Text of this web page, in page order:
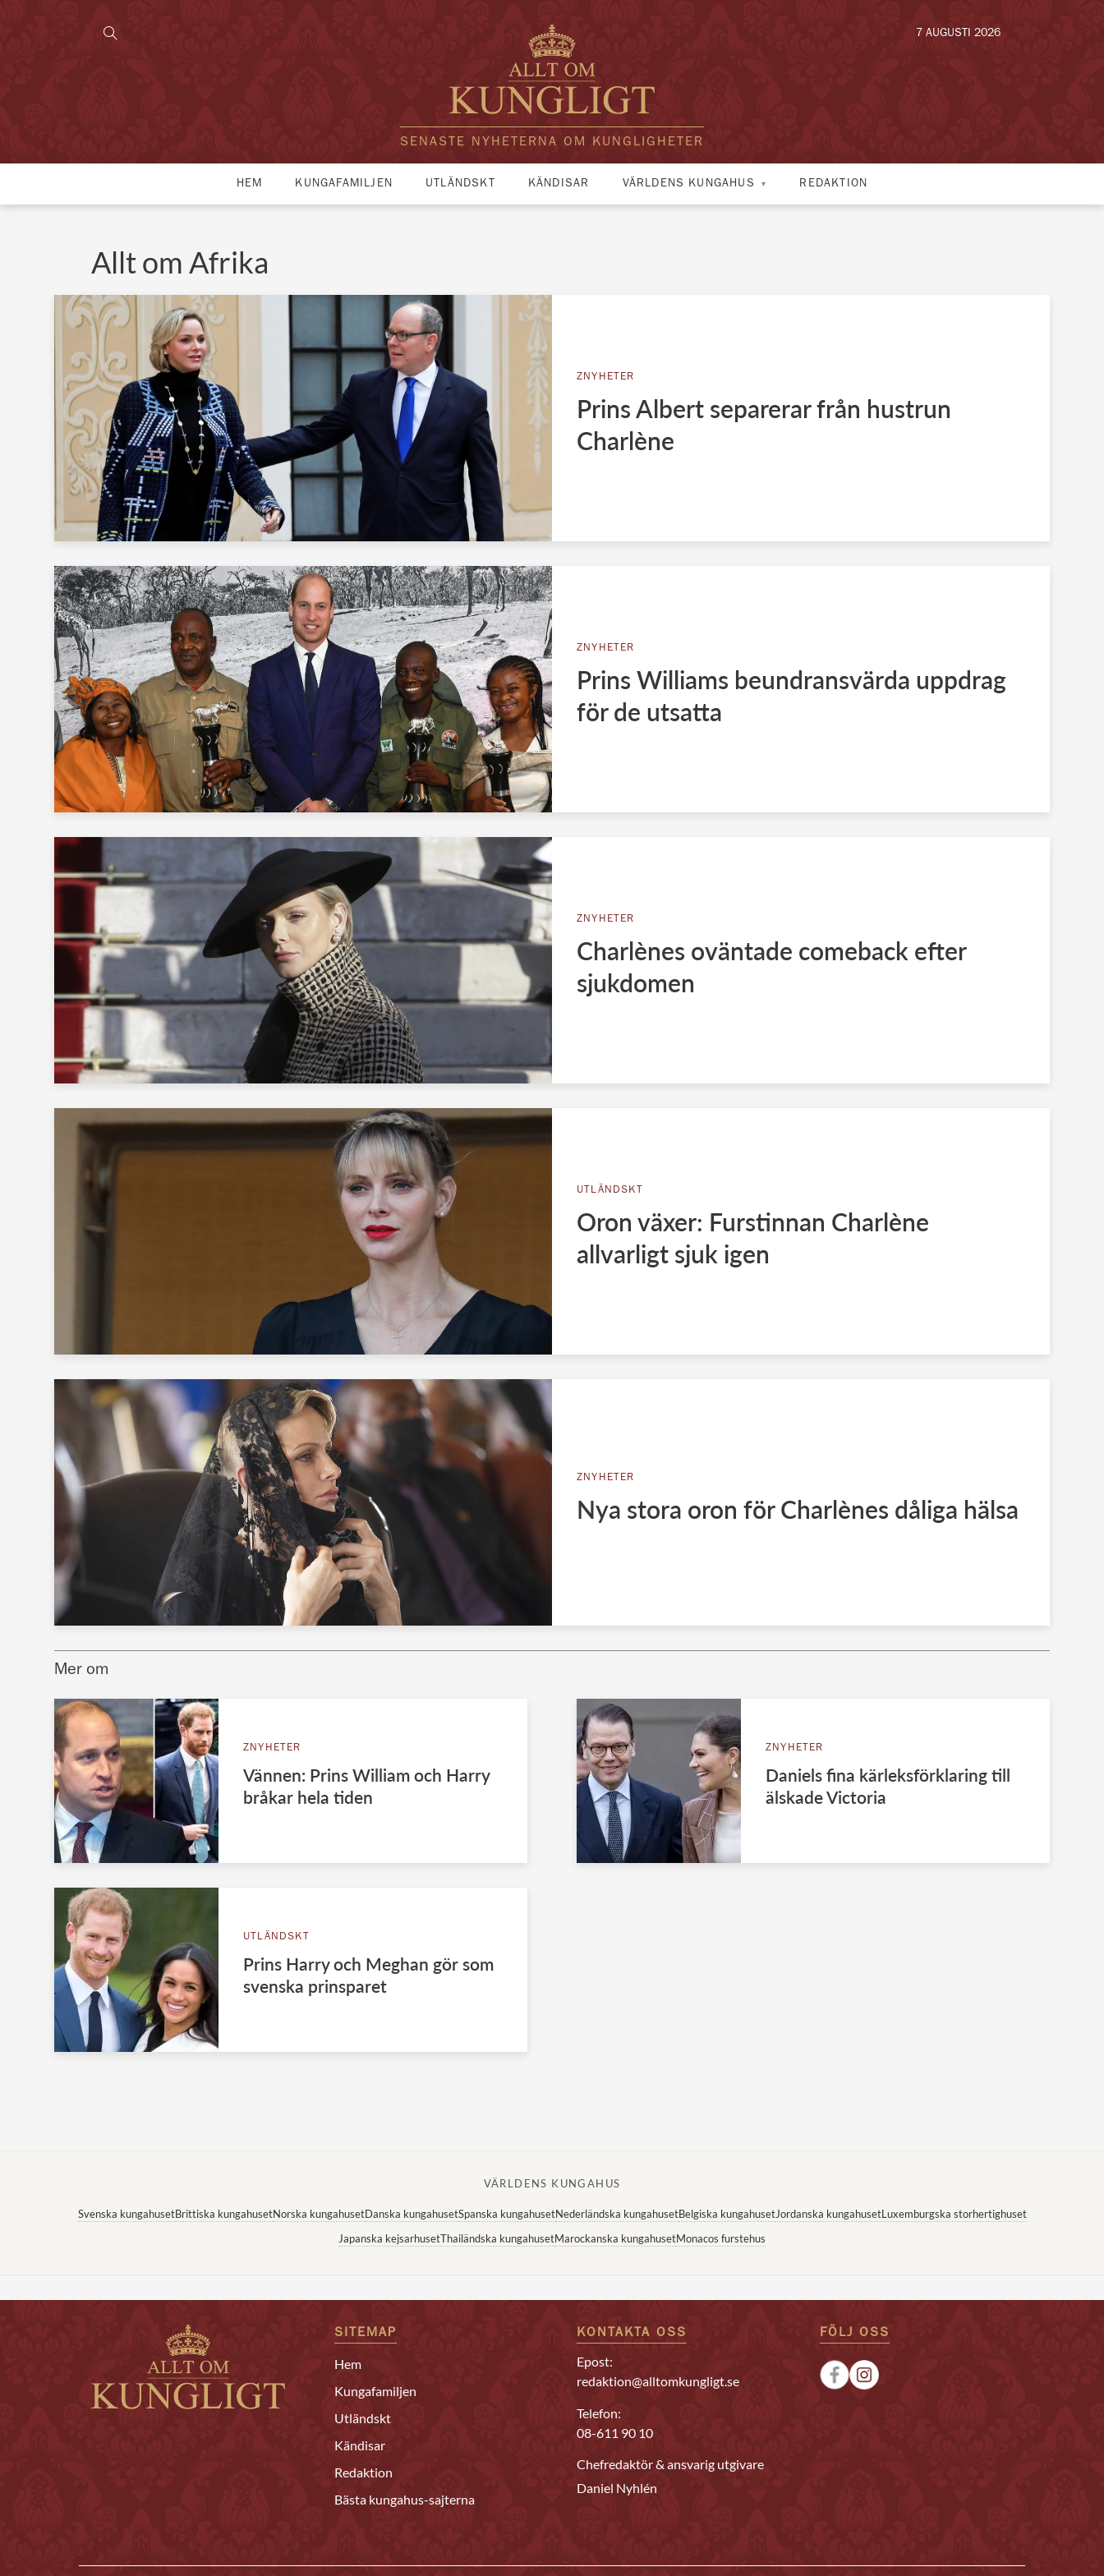
SENASTE NYHETERNA OM KUNGLIGHETER
7 AUGUSTI 2026
HEM KUNGAFAMILJEN UTLÄNDSKT KÄNDISAR VÄRLDENS KUNGAHUS REDAKTION
Allt om Afrika
ZNYHETER
Prins Albert separerar från hustrun
Charlène
ZNYHETER
Prins Williams beundransvärda uppdrag
för de utsatta
ZNYHETER
Charlènes oväntade comeback efter
sjukdomen
UTLÄNDSKT
Oron växer: Furstinnan Charlène
allvarligt sjuk igen
ZNYHETER
Nya stora oron för Charlènes dåliga hälsa
Mer om
ZNYHETER
Vännen: Prins William och Harry
bråkar hela tiden
ZNYHETER
Daniels fina kärleksförklaring till
älskade Victoria
UTLÄNDSKT
Prins Harry och Meghan gör som
svenska prinsparet
VÄRLDENS KUNGAHUS
Svenska kungahusetBrittiska kungahusetNorska kungahusetDanska kungahusetSpanska kungahusetNederländska kungahusetBelgiska kungahusetJordanska kungahusetLuxemburgska storhertighuset
Japanska kejsarhusetThailändska kungahusetMarockanska kungahusetMonacos furstehus
SITEMAP
Hem
Kungafamiljen
Utländskt
Kändisar
Redaktion
Bästa kungahus-sajterna
KONTAKTA OSS
Epost:
redaktion@alltomkungligt.se
Telefon:
08-611 90 10
Chefredaktör & ansvarig utgivare
Daniel Nyhlén
FÖLJ OSS